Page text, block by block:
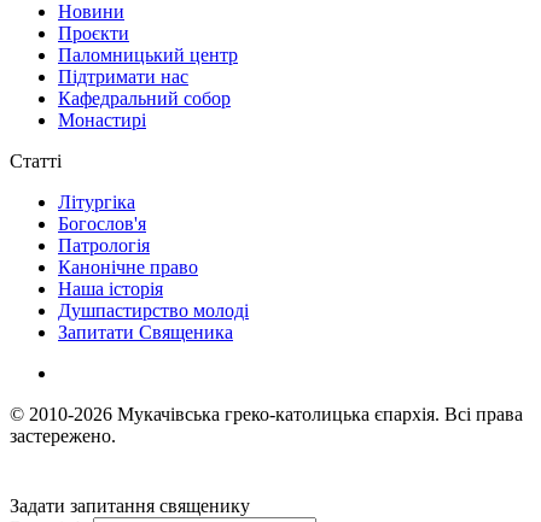
Новини
Проєкти
Паломницький центр
Підтримати нас
Кафедральний собор
Монастирі
Статті
Літургіка
Богослов'я
Патрологія
Канонічне право
Наша історія
Душпастирство молоді
Запитати Священика
© 2010-2026 Мукачівська греко-католицька єпархія. Всі права
застережено.
Задати запитання священику